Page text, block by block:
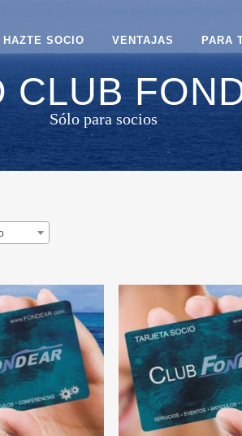
HAZTE SOCIO VENTAJAS PARA
CLUB
Sólo para socios